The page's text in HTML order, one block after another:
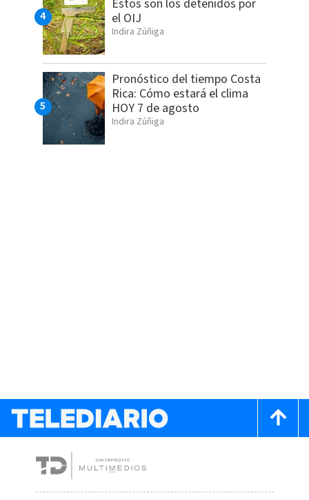
Estos son los detenidos por
el OIJ
Indira Zúñiga
Pronóstico del tiempo Costa
Rica: Cómo estará el clima
HOY 7 de agosto
Indira Zúñiga